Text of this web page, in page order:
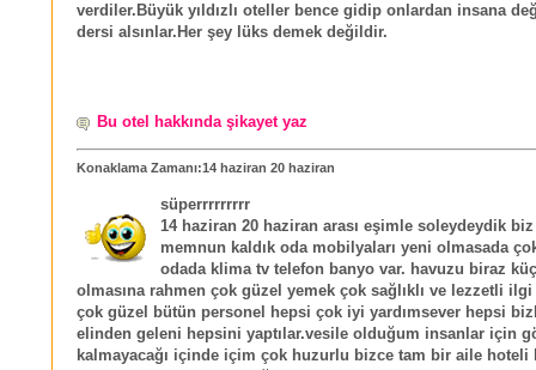
verdiler.Büyük yıldızlı oteller bence gidip onlardan insana
dersi alsınlar.Her şey lüks demek değildir.
Bu otel hakkında şikayet yaz
Konaklama Zamanı:14 haziran 20 haziran
süperrrrrrrrr
14 haziran 20 haziran arası eşimle soleydeydik
memnun kaldık oda mobilyaları yeni olmasada
odada klima tv telefon banyo var. havuzu biraz
olmasına rahmen çok güzel yemek çok sağlıklı ve lezzetli
çok güzel bütün personel hepsi çok iyi yardımsever hepsi
elinden geleni hepsini yaptılar.vesile olduğum insanlar için
kalmayacağı içinde içim çok huzurlu bizce tam bir aile hoteli